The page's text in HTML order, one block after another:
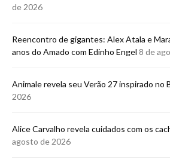
de 2026
Reencontro de gigantes: Alex Atala e
anos do Amado com Edinho Engel 8 de
Animale revela seu Verão 27 inspirado no
2026
Alice Carvalho revela cuidados com os
agosto de 2026